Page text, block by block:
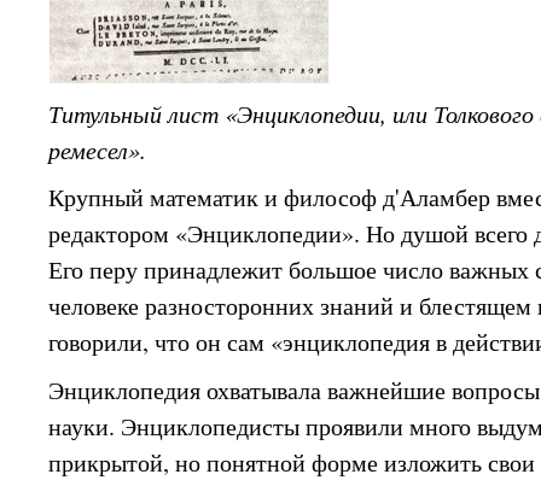
Титульный лист «Энциклопедии, или
ремесел».
Крупный математик и философ д'Аламбер
редактором «Энциклопедии». Но душой всего
Его перу принадлежит большое число важных
человеке разносторонних знаний и блестящем
говорили, что он сам «энциклопедия в
Энциклопедия охватывала важнейшие
науки. Энциклопедисты проявили много
прикрытой, но понятной форме изложить свои